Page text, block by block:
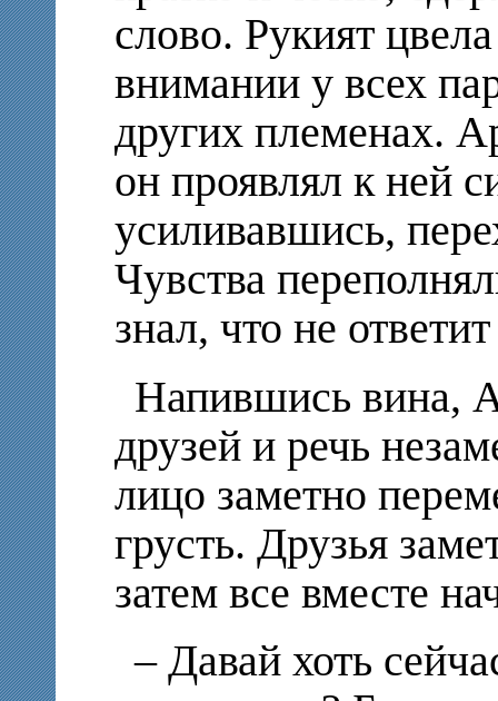
слово. Рукият
внимании у всех
других племенах.
он проявлял к ней
усиливавшись,
Чувства
знал, что не
Напившись вина,
друзей и речь
лицо заметно
грусть. Друзья
затем все вместе
– Давай хоть